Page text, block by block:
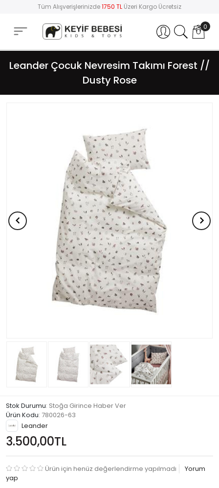
Tüm Alışverişlerinizde1750 TL Üzeri Kargo Ücretsiz
Hesabım 0
Leander Çocuk Nevresim Takımı Forest //
Dusty Rose
Stok Durumu: Stoğa Girince Haber Ver
Ürün Kodu: 780026-63
Leander
3.500,00TL
Ürün için henüz değerlendirme yapılmadı
Yorum
yap